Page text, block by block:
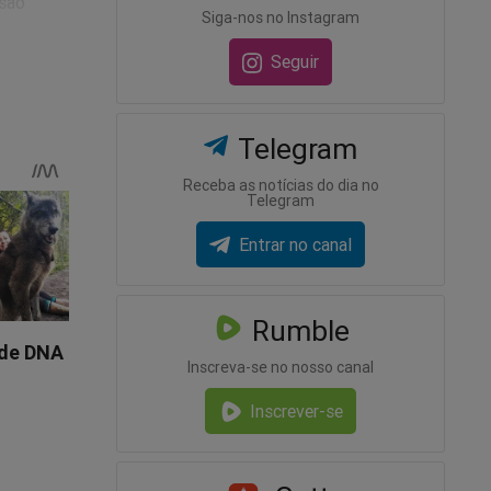
de
há
Siga-nos no Instagram
Seguir
Telegram
Receba as notícias do dia no
Telegram
Entrar no canal
Rumble
Inscreva-se no nosso canal
Inscrever-se